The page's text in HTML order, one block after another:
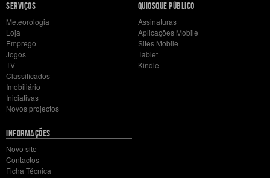
SERVIÇOS
Meteorologia
Loja
Emprego
Jogos
TV
Classificados
Imobiliário
Iniciativas
Novos projectos
QUIOSQUE PÚBLICO
Assinaturas
Aplicações Mobile
Sites Mobile
Tablet
Kindle
INFORMAÇÕES
Novo site
Contactos
Ficha Técnica